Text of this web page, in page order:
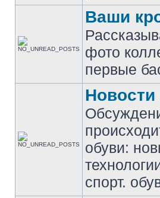
Ваши
фото
первые
Новости
обуви:
спорт.